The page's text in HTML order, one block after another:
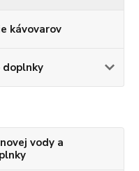
kávovarov
doplnky
vody a